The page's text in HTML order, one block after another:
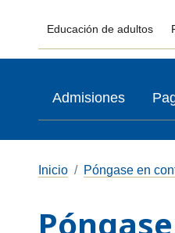
Educación de adultos
Admisiones
Inicio Póngase en